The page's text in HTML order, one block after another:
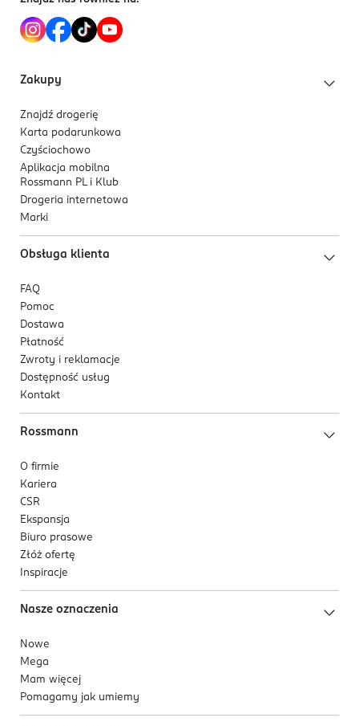
Zakupy
Znajdź drogerię
Karta podarunkowa
Czyściochowo
Aplikacja mobilna
Rossmann PL i Klub
Drogeria internetowa
Marki
Obsługa klienta
FAQ
Pomoc
Dostawa
Płatność
Zwroty i reklamacje
Dostępność usług
Kontakt
Rossmann
O firmie
Kariera
CSR
Ekspansja
Biuro prasowe
Złóż ofertę
Inspiracje
Nasze oznaczenia
Nowe
Mega
Mam więcej
Pomagamy jak umiemy